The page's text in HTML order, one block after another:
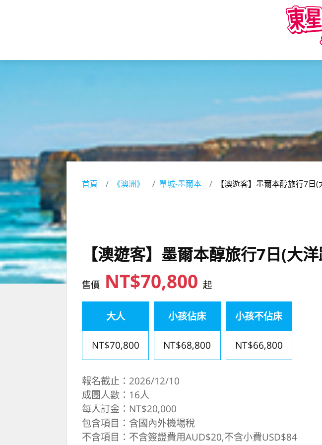
首頁 《澳洲》 單城-墨爾本 【澳遊客】墨爾本醇旅行7
【澳遊客】墨爾本醇旅行7日(大
售價 NT$70,800起
大人
NT$70,800
小孩佔床
NT$68,800
小孩不佔床
NT$66,800
報名截止：2026/12/10
成團人數：16人
每人訂金：NT$20,000
包含項目：含國內外機場稅
不含項目：不含簽證費用AUD$20,不含小費USD$84